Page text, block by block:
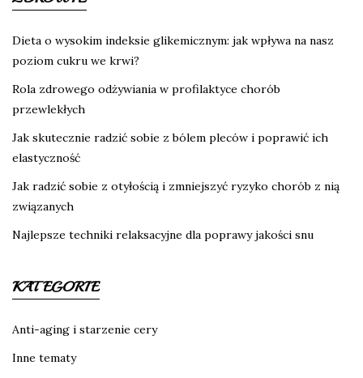
Dieta o wysokim indeksie glikemicznym: jak wpływa na nasz
poziom cukru we krwi?
Rola zdrowego odżywiania w profilaktyce chorób
przewlekłych
Jak skutecznie radzić sobie z bólem pleców i poprawić ich
elastyczność
Jak radzić sobie z otyłością i zmniejszyć ryzyko chorób z nią
związanych
Najlepsze techniki relaksacyjne dla poprawy jakości snu
KATEGORIE
Anti-aging i starzenie cery
Inne tematy